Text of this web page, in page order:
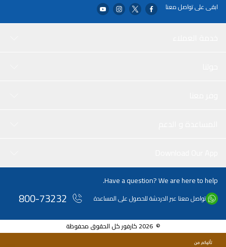
ابقى على تواصل معنا
Have a question? We are here to help.
تواصل معنا عبر الدردشة للحصول على المساعدة 800-73232
© 2026 كارفور كل الحقوق محفوظة